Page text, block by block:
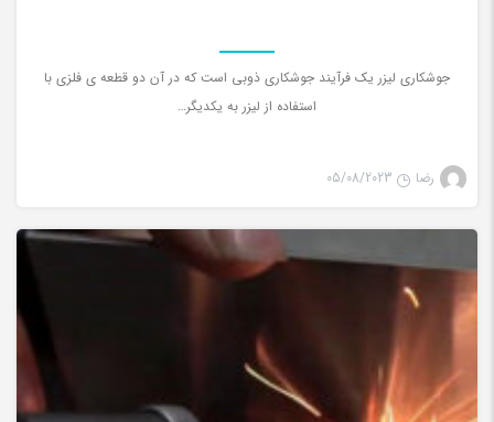
جوشکاری لیزر یک فرآیند جوشکاری ذوبی است که در آن دو قطعه ي فلزی با
استفاده از لیزر به یکدیگر…
رضا 05/08/2023